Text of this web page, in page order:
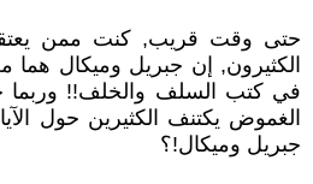
حتى وقت قريب, كنت ممن
الكثيرون, إن جبريل وميكال هما
في كتب السلف والخلف!! وربما
الغموض يكتنف الكثيرين حول
جبريل وميكال!؟